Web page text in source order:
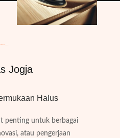
Jogja
Halus
penting untuk berbagai
atau pengerjaan